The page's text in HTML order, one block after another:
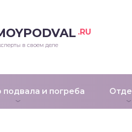
.RU
в своем деле
подвала и погреба